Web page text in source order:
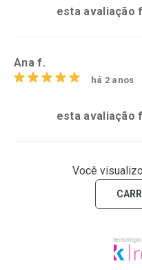
esta avaliação
Ana f.
há 2 anos
esta avaliação
Você